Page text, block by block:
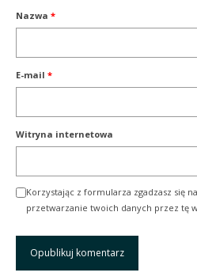
Nazwa *
E-mail *
Witryna internetowa
Korzystając z formularza zgadzasz się
przetwarzanie twoich danych przez tę